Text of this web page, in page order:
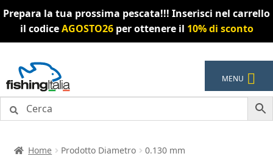
Prepara la tua prossima pescata!!! Inserisci nel carrello
il codiceAGOSTO26per ottenere il 10% di sconto
alla
navigazione
al
contenuto
MENU
Home Prodotto Diametro 0.130 mm